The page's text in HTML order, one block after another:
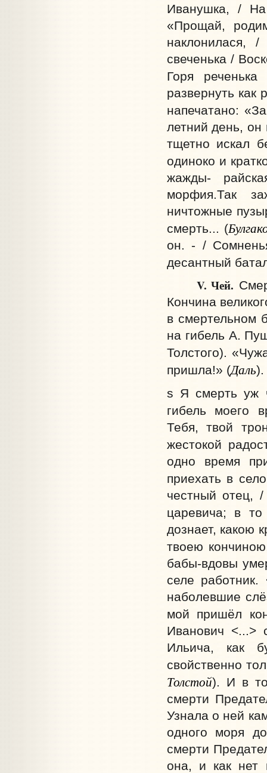
Иванушка, / На
«Прощай,
наклонилася,
свеченька /
Горя
развернуть как
напечатано:
летний день, он
тщетно искал
одиноко и
жажды-
морфия.Так
ничтожные
смерть... (
он. - /
десантный
V. Чей.
Кончина
в смертельном
на гибель А.
Толстого).
пришла!» (Даль).
s Я смерть уж
гибель моего
Тебя, твой
жестокой
одно время
приехать в
честный отец,
царевича; в
дознает, какою
твоею
бабы-вдовы
селе
наболевшие
мой пришёл
Иванович <...>
Ильича, как
свойственно
Толстой). И в
смерти
Узнала о ней
одного моря
смерти
она, и как нет